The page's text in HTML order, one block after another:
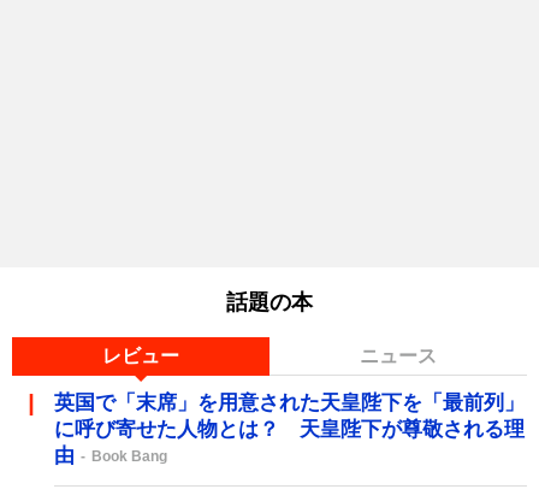
話題の本
レビュー ニュース
英国で「末席」を用意された天皇陛下を「最前列」
に呼び寄せた人物とは？ 天皇陛下が尊敬される理
由
Book Bang